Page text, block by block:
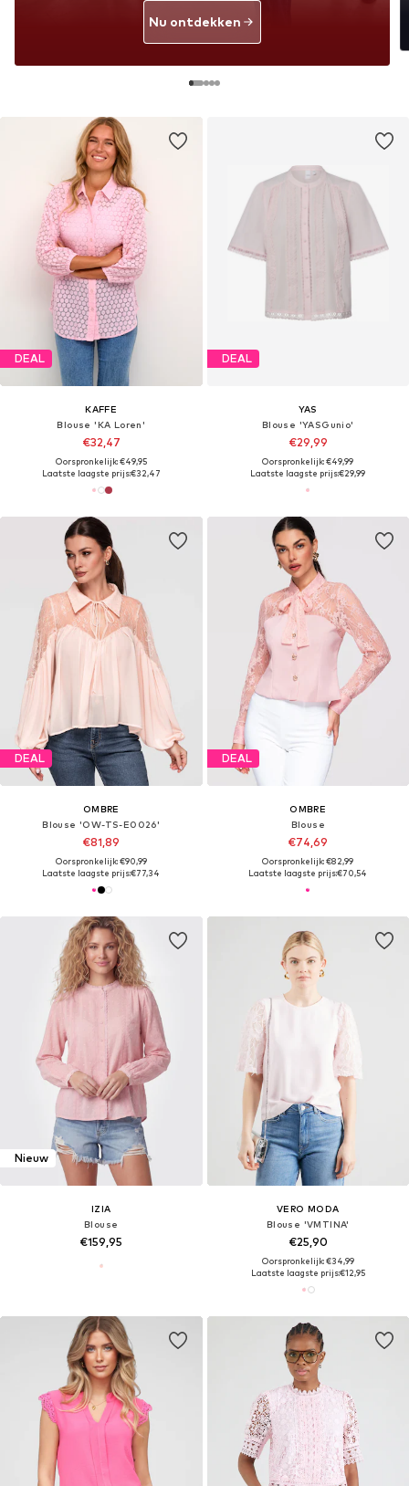
DEAL
KAFFE
Blouse 'KA Loren'
€32,47
Oorspronkelijk: €49,95
Laatste laagste prijs:€32,47
Nu ontdekken
DEAL
YAS
Blouse 'YASGunio'
€29,99
Oorspronkelijk: €49,99
Laatste laagste prijs:€29,99
DEAL
OMBRE
Blouse 'OW-TS-E0026'
€81,89
Oorspronkelijk: €90,99
Laatste laagste prijs:€77,34
DEAL
OMBRE
Blouse
€74,69
Oorspronkelijk: €82,99
Laatste laagste prijs:€70,54
Nieuw
IZIA
Blouse
€159,95
VERO MODA
Blouse 'VMTINA'
€25,90
Oorspronkelijk: €34,99
Laatste laagste prijs:€12,95